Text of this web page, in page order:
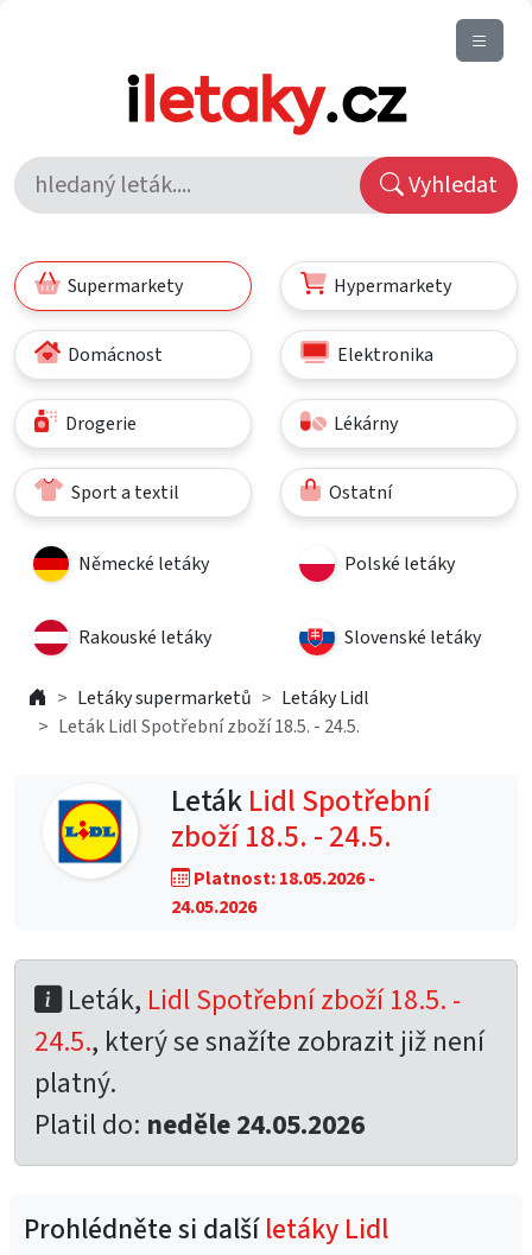
Vyhledat
Supermarkety Hypermarkety
Domácnost Elektronika
Drogerie Lékárny
Sport a textil Ostatní
Německé letáky Polské letáky
Rakouské letáky Slovenské letáky
Letáky supermarketů
Letáky Lidl
Leták Lidl Spotřební zboží 18.5. - 24.5.
LetákLidl Spotřební
zboží 18.5. - 24.5.
Platnost: 18.05.2026 -
24.05.2026
Leták, Lidl Spotřební zboží 18.5. -
24.5., který se snažíte zobrazit již není
platný.
Platil do: neděle 24.05.2026
Prohlédněte si dalšíletáky Lidl